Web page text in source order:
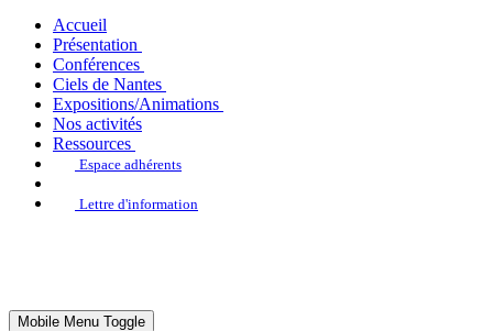
Accueil
Présentation
Conférences
Ciels de Nantes
Expositions/Animations
Nos activités
Ressources
Espace adhérents
Lettre d'information
Mobile Menu Toggle